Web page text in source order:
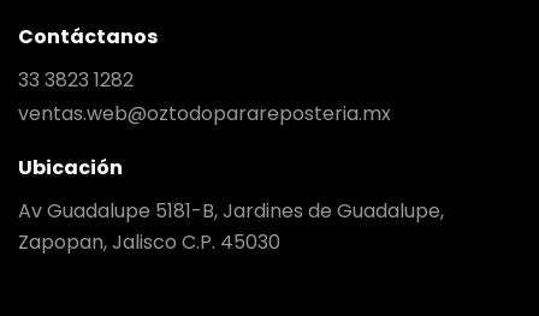
Contáctanos
33 3823 1282
ventas.web@oztodoparareposteria.mx
Ubicación
Av Guadalupe 5181-B, Jardines de Guadalupe,
Zapopan, Jalisco C.P. 45030